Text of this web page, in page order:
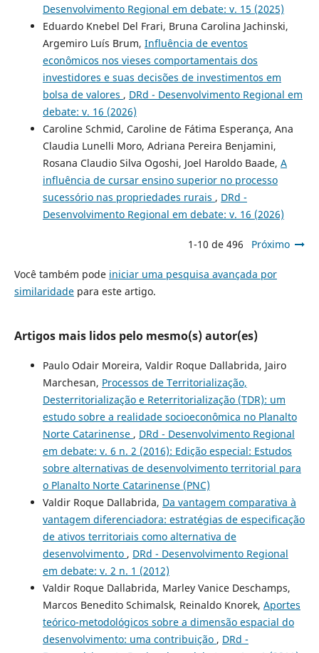
Desenvolvimento Regional em debate: v. 15 (2025)
Eduardo Knebel Del Frari, Bruna Carolina Jachinski,
Argemiro Luís Brum, Influência de eventos
econômicos nos vieses comportamentais dos
investidores e suas decisões de investimentos em
bolsa de valores , DRd - Desenvolvimento Regional em
debate: v. 16 (2026)
Caroline Schmid, Caroline de Fátima Esperança, Ana
Claudia Lunelli Moro, Adriana Pereira Benjamini,
Rosana Claudio Silva Ogoshi, Joel Haroldo Baade, A
influência de cursar ensino superior no processo
sucessório nas propriedades rurais , DRd -
Desenvolvimento Regional em debate: v. 16 (2026)
1-10 de 496 Próximo
Você também pode iniciar uma pesquisa avançada por
similaridadepara este artigo.
Artigos mais lidos pelo mesmo(s) autor(es)
Paulo Odair Moreira, Valdir Roque Dallabrida, Jairo
Marchesan, Processos de Territorialização,
Desterritorialização e Reterritorialização (TDR): um
estudo sobre a realidade socioeconômica no Planalto
Norte Catarinense , DRd - Desenvolvimento Regional
em debate: v. 6 n. 2 (2016): Edição especial: Estudos
sobre alternativas de desenvolvimento territorial para
o Planalto Norte Catarinense (PNC)
Valdir Roque Dallabrida, Da vantagem comparativa à
vantagem diferenciadora: estratégias de especificação
de ativos territoriais como alternativa de
desenvolvimento , DRd - Desenvolvimento Regional
em debate: v. 2 n. 1 (2012)
Valdir Roque Dallabrida, Marley Vanice Deschamps,
Marcos Benedito Schimalsk, Reinaldo Knorek, Aportes
teórico-metodológicos sobre a dimensão espacial do
desenvolvimento: uma contribuição , DRd -